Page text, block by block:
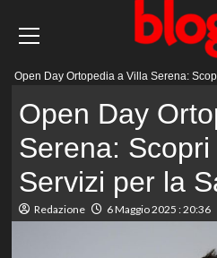
Open Day Ortopedia a Villa Serena:
Open Day
Serena:
Servizi per la
Redazione 6 Maggio 2025 : 20:36